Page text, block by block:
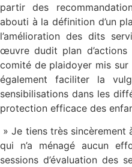
partir des
abouti à la définition d’un
l’amélioration des dits
œuvre dudit plan
comité de plaidoyer mis
également faciliter la
sensibilisations dans les
protection efficace des
» Je tiens très sincèrement
qui n’a ménagé aucun
sessions d’évaluation des